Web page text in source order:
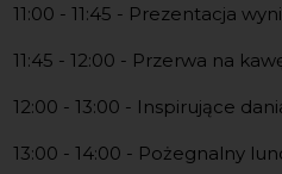
11:00 - 11:45 - Prezentacja
11:45 - 12:00 - Przerwa na
12:00 - 13:00 - Inspirujące
13:00 - 14:00 - Pożegnalny